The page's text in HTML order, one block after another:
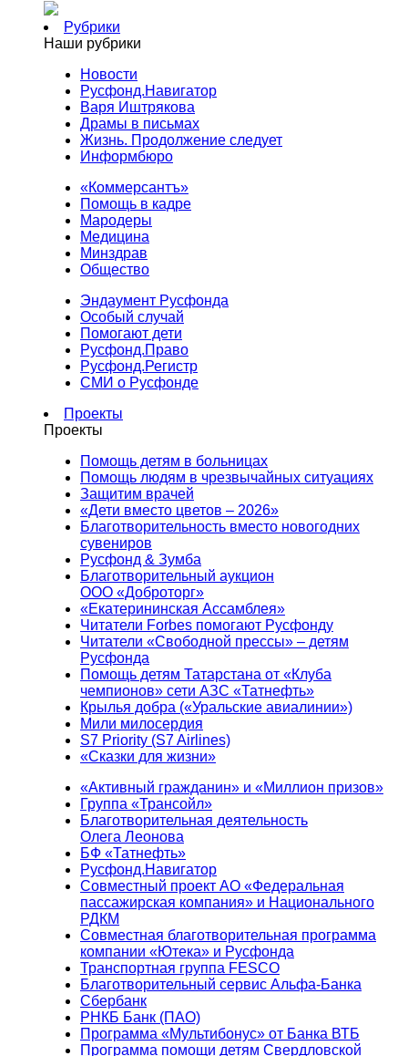
Рубрики
Наши рубрики
Новости
Русфонд.Навигатор
Варя Иштрякова
Драмы в письмах
Жизнь. Продолжение следует
Информбюро
«Коммерсантъ»
Помощь в кадре
Мародеры
Медицина
Минздрав
Общество
Эндаумент Русфонда
Особый случай
Помогают дети
Русфонд.Право
Русфонд.Регистр
СМИ о Русфонде
Проекты
Проекты
Помощь детям в больницах
Помощь людям в чрезвычайных ситуациях
Защитим врачей
«Дети вместо цветов – 2026»
Благотворительность вместо новогодних
сувениров
Русфонд & Зумба
Благотворительный аукцион
ООО «Доброторг»
«Екатерининская Ассамблея»
Читатели Forbes помогают Русфонду
Читатели «Свободной прессы» – детям
Русфонда
Помощь детям Татарстана от «Клуба
чемпионов» сети АЗС «Татнефть»
Крылья добра («Уральские авиалинии»)
Мили милосердия
S7 Priority (S7 Airlines)
«Сказки для жизни»
«Активный гражданин» и «Миллион призов»
Группа «Трансойл»
Благотворительная деятельность
Олега Леонова
БФ «Татнефть»
Русфонд.Навигатор
Совместный проект АО «Федеральная
пассажирская компания» и Национального
РДКМ
Совместная благотворительная программа
компании «Ютека» и Русфонда
Транспортная группа FESCO
Благотворительный сервис Альфа-Банка
Сбербанк
РНКБ Банк (ПАО)
Программа «Мультибонус» от Банка ВТБ
Программа помощи детям Свердловской